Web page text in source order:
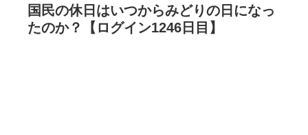
国民の休日はいつからみどりの日になっ
たのか？【ログイン1246日目】